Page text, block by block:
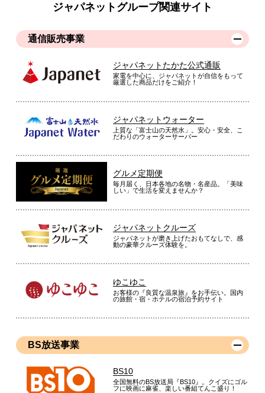
ジャパネットグループ関連サイト
通信販売事業
ジャパネットたかた公式通販
家電を中心に、ジャパネットが自信をもって
厳選した商品だけをご紹介！
ジャパネットウォーター
上質な「富士山の天然水」。安心・安全、こ
だわりのウォーターサーバー
グルメ定期便
毎月届く、日本各地の名物・名産品。「美味
しい」で生活を変えませんか？
ジャパネットクルーズ
ジャパネットが磨き上げたおもてなしで、感
動の豪華クルーズ体験を。
ゆこゆこ
お客様の『良質な温泉旅』をお手伝い。国内
の旅館・宿・ホテルの宿泊予約サイト
BS放送事業
BS10
全国無料のBS放送局『BS10』。クイズにゴル
フに映画に麻雀、楽しい番組てんこ盛り！